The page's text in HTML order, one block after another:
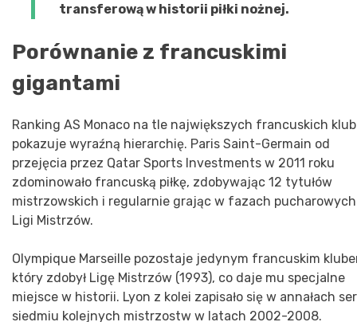
transferową w historii piłki nożnej.
Porównanie z francuskimi
gigantami
Ranking AS Monaco na tle największych francuskich
pokazuje wyraźną hierarchię. Paris Saint-Germain od
przejęcia przez Qatar Sports Investments w 2011 roku
zdominowało francuską piłkę, zdobywając 12 tytułów
mistrzowskich i regularnie grając w fazach pucharowych
Ligi Mistrzów.
Olympique Marseille pozostaje jedynym francuskim
który zdobył Ligę Mistrzów (1993), co daje mu specjalne
miejsce w historii. Lyon z kolei zapisało się w annałach
siedmiu kolejnych mistrzostw w latach 2002-2008.